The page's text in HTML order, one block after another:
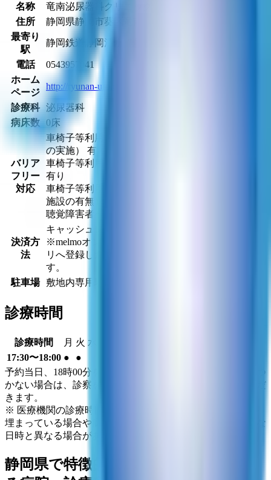
名称 竜南泌尿器科クリニック
住所
静岡県静岡市葵区竜南3丁目11-13
最寄り
駅
静岡鉄道静岡清水線
電話
0543957041
ホーム
ページ
http://ryunan-uro.com/
診療科
泌尿器科
病床数
0床
バリア
フリー
対応
車椅子等利用者への配慮（施設のバリアフリー化
の実施） 有り
車椅子等利用者への配慮（多機能トイレの設置）
有り
車椅子等利用者への配慮（車椅子等利用者用駐車
施設の有無） 有り
聴覚障害者への配慮（筆談など文字による対応）
決済方
法
キャッシュレス対応なし
※melmoオンライン診療を受診の場合はmelmoアプ
リへ登録したクレジットカードでの決済となりま
す。
駐車場
敷地内専用駐車場なし
診療時間
診療時間 月 火 水
17:30〜18:00 ● ●
予約当日、18時00分を過ぎても応答がない、または連絡がつ
かない場合は、診察をキャンセルされたと判断させていただ
きます。
※ 医療機関の診療時間は上記の通りですが、すでに予約が
埋まっている場合や病院の都合などにより実際に予約可能な
日時と異なる場合がありますのでご了承ください
静岡県で特徴的な診療内容を受診でき